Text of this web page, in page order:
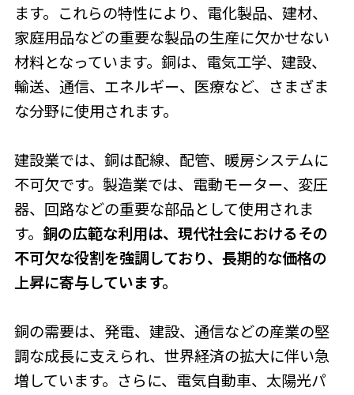
ます。これらの特性により、電化製品、建材、
家庭用品などの重要な製品の生産に欠かせない
材料となっています。銅は、電気工学、建設、
輸送、通信、エネルギー、医療など、さまざま
な分野に使用されます。
建設業では、銅は配線、配管、暖房システムに
不可欠です。製造業では、電動モーター、変圧
器、回路などの重要な部品として使用されま
す。 銅の広範な利用は、現代社会におけるその
不可欠な役割を強調しており、長期的な価格の
上昇に寄与しています。
銅の需要は、発電、建設、通信などの産業の堅
調な成長に支えられ、世界経済の拡大に伴い急
増しています。さらに、電気自動車、太陽光パ